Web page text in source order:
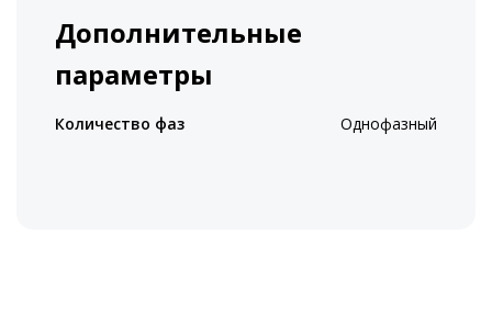
Дополнительные
параметры
Количество фаз Однофазный